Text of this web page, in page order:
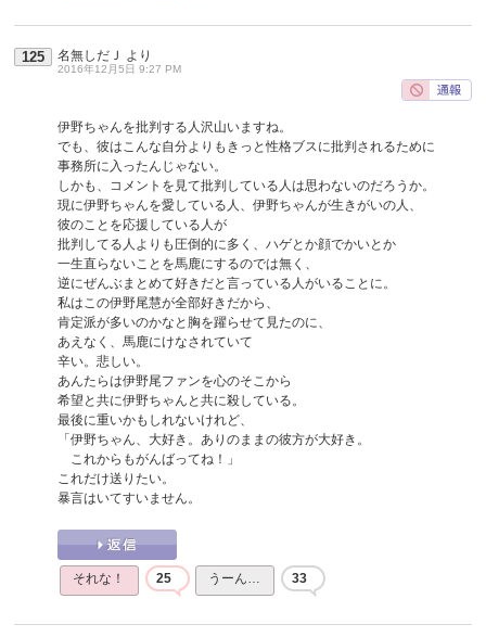
125 名無しだＪ より
2016年12月5日 9:27 PM
伊野ちゃんを批判する人沢山いますね。
でも、彼はこんな自分よりもきっと性格ブスに批判されるために
事務所に入ったんじゃない。
しかも、コメントを見て批判している人は思わないのだろうか。
現に伊野ちゃんを愛している人、伊野ちゃんが生きがいの人、
彼のことを応援している人が
批判してる人よりも圧倒的に多く、ハゲとか顔でかいとか
一生直らないことを馬鹿にするのでは無く、
逆にぜんぶまとめて好きだと言っている人がいることに。
私はこの伊野尾慧が全部好きだから、
肯定派が多いのかなと胸を躍らせて見たのに、
あえなく、馬鹿にけなされていて
辛い。悲しい。
あんたらは伊野尾ファンを心のそこから
希望と共に伊野ちゃんと共に殺している。
最後に重いかもしれないけれど、
「伊野ちゃん、大好き。ありのままの彼方が大好き。
これからもがんばってね！」
これだけ送りたい。
暴言はいてすいません。
それな！ 25 うーん… 33